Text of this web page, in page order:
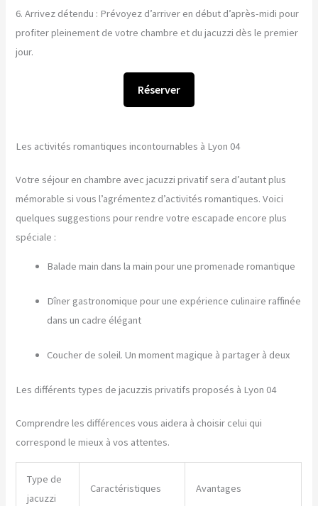
6. Arrivez détendu : Prévoyez d’arriver en début d’après-midi pour
profiter pleinement de votre chambre et du jacuzzi dès le premier
jour.
Réserver
Les activités romantiques incontournables à Lyon 04
Votre séjour en chambre avec jacuzzi privatif sera d’autant plus
mémorable si vous l’agrémentez d’activités romantiques. Voici
quelques suggestions pour rendre votre escapade encore plus
spéciale :
Balade main dans la main pour une promenade romantique
Dîner gastronomique pour une expérience culinaire raffinée
dans un cadre élégant
Coucher de soleil. Un moment magique à partager à deux
Les différents types de jacuzzis privatifs proposés à Lyon 04
Comprendre les différences vous aidera à choisir celui qui
correspond le mieux à vos attentes.
Type de
jacuzzi
Caractéristiques Avantages